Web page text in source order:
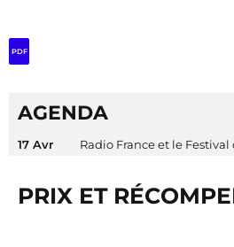
PDF
AGENDA
17 Avr Radio France et le
PRIX ET